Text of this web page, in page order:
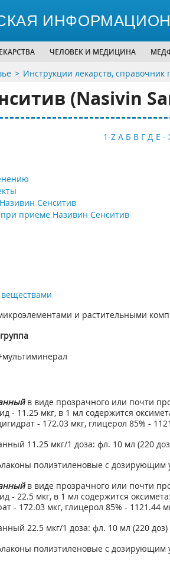
ЧЕЛОВЕК И МЕДИЦИНА
Инструкции лекарств, справочник
(Nasivin
1-Z А Б В Г Д Е -
Сенситив
приеме Називин Сенситив
и растительными
в виде прозрачного или почти
- 11.25 мкг, в 1 мл содержится
- 172.03 мкг, глицерол 85% -
11.25 мкг/1 доза: фл. 10 мл (220
полиэтиленовые с дозирующим
в виде прозрачного или почти
- 22.5 мкг, в 1 мл содержится
- 172.03 мкг, глицерол 85% - 1121.44
22.5 мкг/1 доза: фл. 10 мл (220 доз)
полиэтиленовые с дозирующим